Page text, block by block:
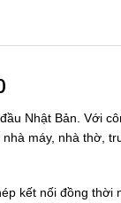
Nhật Bản. Với
máy, nhà thờ,
kết nối đồng